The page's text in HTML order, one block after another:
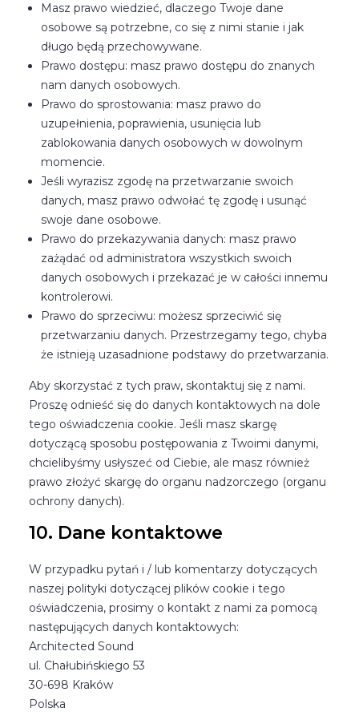
Masz prawo wiedzieć, dlaczego Twoje dane
osobowe są potrzebne, co się z nimi stanie i jak
długo będą przechowywane.
Prawo dostępu: masz prawo dostępu do znanych
nam danych osobowych.
Prawo do sprostowania: masz prawo do
uzupełnienia, poprawienia, usunięcia lub
zablokowania danych osobowych w dowolnym
momencie.
Jeśli wyrazisz zgodę na przetwarzanie swoich
danych, masz prawo odwołać tę zgodę i usunąć
swoje dane osobowe.
Prawo do przekazywania danych: masz prawo
zażądać od administratora wszystkich swoich
danych osobowych i przekazać je w całości innemu
kontrolerowi.
Prawo do sprzeciwu: możesz sprzeciwić się
przetwarzaniu danych. Przestrzegamy tego, chyba
że istnieją uzasadnione podstawy do przetwarzania.
Aby skorzystać z tych praw, skontaktuj się z nami.
Proszę odnieść się do danych kontaktowych na dole
tego oświadczenia cookie. Jeśli masz skargę
dotyczącą sposobu postępowania z Twoimi danymi,
chcielibyśmy usłyszeć od Ciebie, ale masz również
prawo złożyć skargę do organu nadzorczego (organu
ochrony danych).
10. Dane kontaktowe
W przypadku pytań i / lub komentarzy dotyczących
naszej polityki dotyczącej plików cookie i tego
oświadczenia, prosimy o kontakt z nami za pomocą
następujących danych kontaktowych:
Architected Sound
ul. Chałubińskiego 53
30-698 Kraków
Polska